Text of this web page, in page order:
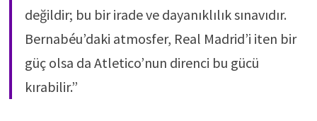
değildir; bu bir irade ve dayanıklılık sınavıdır.
Bernabéu’daki atmosfer, Real Madrid’i iten bir
güç olsa da Atletico’nun direnci bu gücü
kırabilir.”